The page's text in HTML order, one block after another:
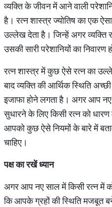
व्यक्ति के जीवन में आने वाली
है। रत्न शास्त्र ज्योतिष का एक
उल्लेख देता है। जिन्हें अगर व्यक्ति
उसकी सारी परेशानियों का निवारण
रत्न शास्त्र में कुछ ऐसे रत्न का
बाद व्यक्ति की आर्थिक स्थिति
इजाफा होने लगता है। अगर आप
सुधारने के लिए किसी रत्न को
आपको कुछ ऐसे नियमों के बारे में
चाहिए।
पक्षकारखेंध्यान
अगर आप नए साल में किसी रत्न में
कि आपके ग्रहों की स्थिति मजबूत